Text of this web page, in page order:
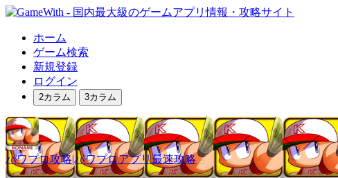
ホーム
ゲーム検索
新規登録
ログイン
2カラム 3カラム
パワプロ攻略|パワプロアプリ最速攻略